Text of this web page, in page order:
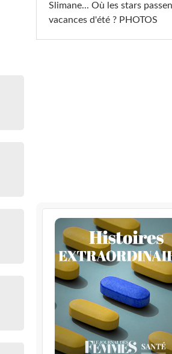
Slimane... Où les stars
vacances d'été ? PHOTOS